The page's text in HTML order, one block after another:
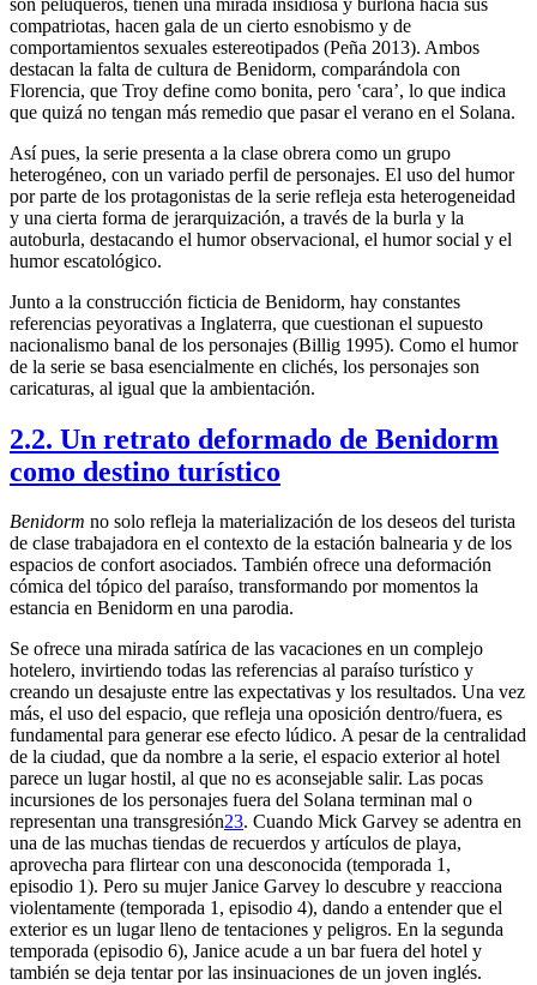
compatriotas, hacen gala de un cierto esnobismo y de
comportamientos sexuales estereotipados (Peña 2013). Ambos
destacan la falta de cultura de Benidorm, comparándola con
Florencia, que Troy define como bonita, pero ʽcaraʼ, lo que indica
que quizá no tengan más remedio que pasar el verano en el Solana.
Así pues, la serie presenta a la clase obrera como un grupo
heterogéneo, con un variado perfil de personajes. El uso del humor
por parte de los protagonistas de la serie refleja esta heterogeneidad
y una cierta forma de jerarquización, a través de la burla y la
autoburla, destacando el humor observacional, el humor social y el
humor escatológico.
Junto a la construcción ficticia de Benidorm, hay constantes
referencias peyorativas a Inglaterra, que cuestionan el supuesto
nacionalismo banal de los personajes (Billig 1995). Como el humor
de la serie se basa esencialmente en clichés, los personajes son
caricaturas, al igual que la ambientación.
2.2. Un retrato deformado de Benidorm
como destino turístico
Benidorm no solo refleja la materialización de los deseos del turista
de clase trabajadora en el contexto de la estación balnearia y de los
espacios de confort asociados. También ofrece una deformación
cómica del tópico del paraíso, transformando por momentos la
estancia en Benidorm en una parodia.
Se ofrece una mirada satírica de las vacaciones en un complejo
hotelero, invirtiendo todas las referencias al paraíso turístico y
creando un desajuste entre las expectativas y los resultados. Una vez
más, el uso del espacio, que refleja una oposición dentro/fuera, es
fundamental para generar ese efecto lúdico. A pesar de la centralidad
de la ciudad, que da nombre a la serie, el espacio exterior al hotel
parece un lugar hostil, al que no es aconsejable salir. Las pocas
incursiones de los personajes fuera del Solana terminan mal o
representan una transgresión23. Cuando Mick Garvey se adentra en
una de las muchas tiendas de recuerdos y artículos de playa,
aprovecha para flirtear con una desconocida (temporada 1,
episodio 1). Pero su mujer Janice Garvey lo descubre y reacciona
violentamente (temporada 1, episodio 4), dando a entender que el
exterior es un lugar lleno de tentaciones y peligros. En la segunda
temporada (episodio 6), Janice acude a un bar fuera del hotel y
también se deja tentar por las insinuaciones de un joven inglés.